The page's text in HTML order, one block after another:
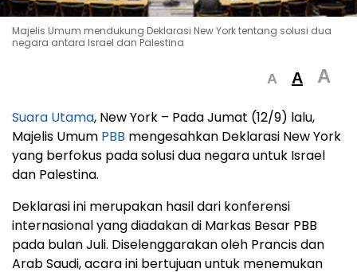
Majelis Umum mendukung Deklarasi New York tentang solusi dua
negara antara Israel dan Palestina
A A A
Suara Utama, New York – Pada Jumat (12/9) lalu,
Majelis Umum PBB mengesahkan Deklarasi New York
yang berfokus pada solusi dua negara untuk Israel
dan Palestina.
Deklarasi ini merupakan hasil dari konferensi
internasional yang diadakan di Markas Besar PBB
pada bulan Juli. Diselenggarakan oleh Prancis dan
Arab Saudi, acara ini bertujuan untuk menemukan